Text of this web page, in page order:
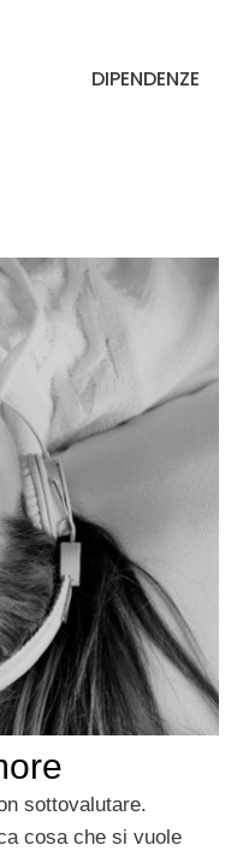
DIPENDENZE
sottovalutare.
cosa che si vuole